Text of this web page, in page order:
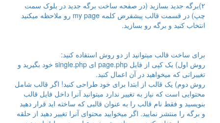
۲)برگه جدید بسازید (در صفحه ساخت برگه جدید در بلوک سمت
چپ) در قسمت قالب پیشفرض کلمه my page رو ملاحظه میکنید
انتخاب کنید و برگه رو بسازید.
برای ساخت قالب میتوانید از دو روش استفاده کنید:
روش اول) یک کپی از فایل page.php ای single.php خود بگیرید و
تغییراتی که میخواهید در آن اعمال کنید.
روش دوم) یک قالب از ابتدا برای خود طراحی کنید! اگر قالب شامل
محتوایی است که نیاز به تغییر ندارد میتوانید آنرا داخل فایل قالب
بنویسید و فقط نام قالب را به عنوان قالبی که ساخته اید قرار دهید
و برگه را منتشر نمایید. اگر میخوایید محتوای آنرا تغییر دهید از حلقه